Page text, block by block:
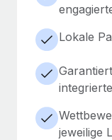
Lokale
jeweilige